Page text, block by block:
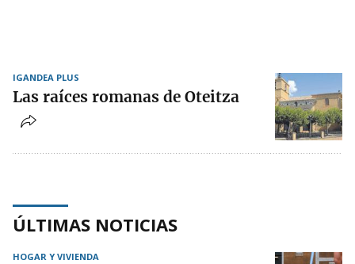
IGANDEA PLUS
Las raíces romanas de Oteitza
ÚLTIMAS NOTICIAS
HOGAR Y VIVIENDA